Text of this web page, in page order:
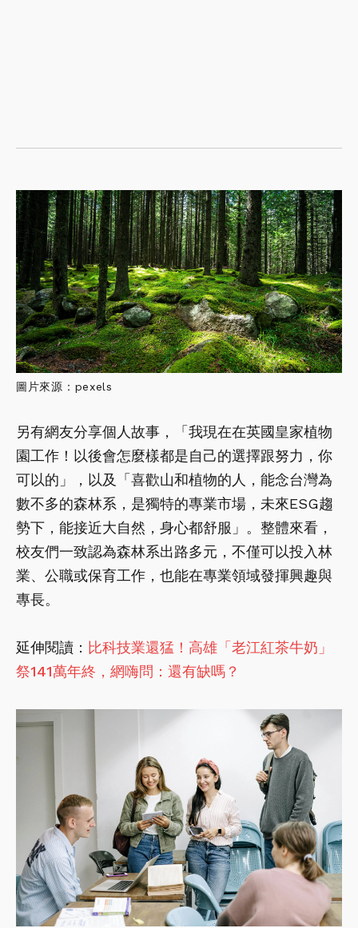
圖片來源：pexels
另有網友分享個人故事，「我現在在英國皇家植物
園工作！以後會怎麼樣都是自己的選擇跟努力，你
可以的」，以及「喜歡山和植物的人，能念台灣為
數不多的森林系，是獨特的專業市場，未來ESG趨
勢下，能接近大自然，身心都舒服」。整體來看，
校友們一致認為森林系出路多元，不僅可以投入林
業、公職或保育工作，也能在專業領域發揮興趣與
專長。
延伸閱讀： 比科技業還猛！高雄「老江紅茶牛奶」
祭141萬年終，網嗨問：還有缺嗎？